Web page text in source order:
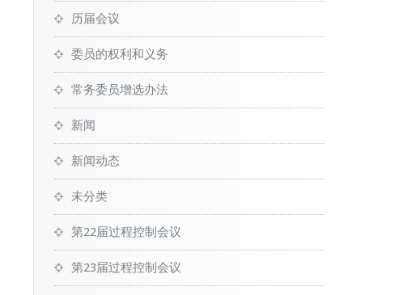
历届会议
委员的权利和义务
常务委员增选办法
新闻
新闻动态
未分类
第22届过程控制会议
第23届过程控制会议